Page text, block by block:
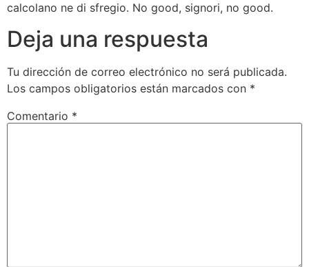
calcolano ne di sfregio. No good, signori, no good.
Deja una respuesta
Tu dirección de correo electrónico no será publicada.
Los campos obligatorios están marcados con *
Comentario *